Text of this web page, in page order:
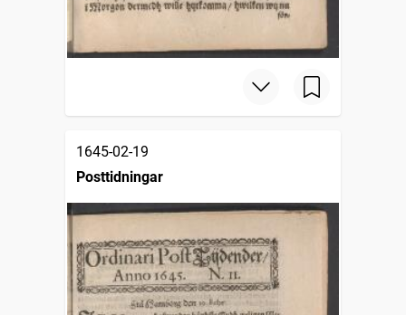
1645-02-19
Posttidningar